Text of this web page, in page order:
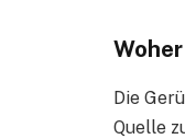
Die
Quelle